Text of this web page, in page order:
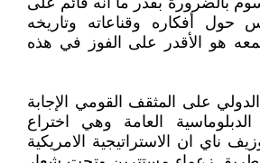
حول أفكاره وقناعاته وتاريخه
هو الأقدر على الفوز في هذه
على المثقف القومي الإجابة
العامة وهي اختراع
ناي ان الاستراتيجية الامريكية